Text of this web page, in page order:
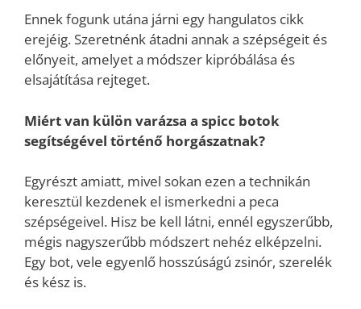
Ennek fogunk utána járni egy hangulatos cikk
erejéig. Szeretnénk átadni annak a szépségeit és
előnyeit, amelyet a módszer kipróbálása és
elsajátítása rejteget.
Miért van külön varázsa a spicc botok
segítségével történő horgászatnak?
Egyrészt amiatt, mivel sokan ezen a technikán
keresztül kezdenek el ismerkedni a peca
szépségeivel. Hisz be kell látni, ennél egyszerűbb,
mégis nagyszerűbb módszert nehéz elképzelni.
Egy bot, vele egyenlő hosszúságú zsinór, szerelék
és kész is.